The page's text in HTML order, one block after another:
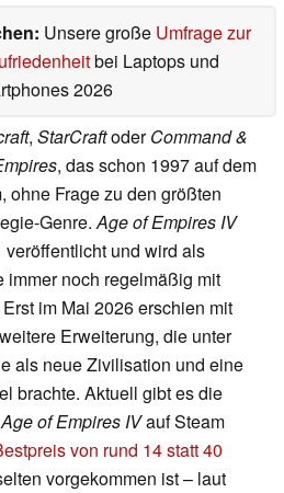
Unsere große Umfrage zur
bei Laptops und
2026
, StarCraftoderCommand &
, das schon 1997 auf dem
ohne Frage zu den größten
Genre.Age of Empires IV
und wird als
immer noch regelmäßig mit
im Mai 2026 erschien mit
Erweiterung, die unter
als neue Zivilisation und eine
brachte. Aktuell gibt es die
Age of Empires IVauf Steam
von rund 14 statt 40
vorgekommen ist – laut